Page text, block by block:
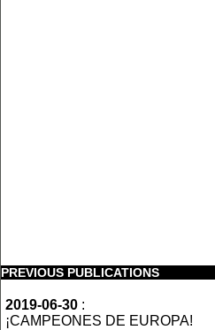
PREVIOUS PUBLICATIONS
2019-06-30 :
¡CAMPEONES DE EUROPA!